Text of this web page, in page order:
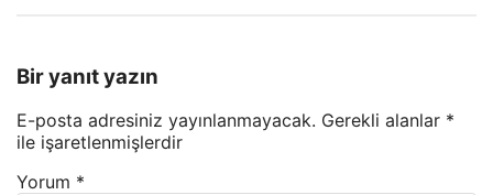
Bir yanıt yazın
E-posta adresiniz yayınlanmayacak. Gerekli alanlar *
ile işaretlenmişlerdir
Yorum *